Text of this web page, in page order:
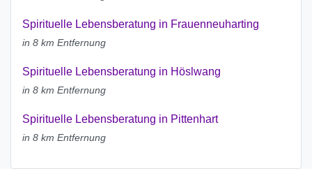
Spirituelle Lebensberatung in Frauenneuharting
in 8 km Entfernung
Spirituelle Lebensberatung in Höslwang
in 8 km Entfernung
Spirituelle Lebensberatung in Pittenhart
in 8 km Entfernung